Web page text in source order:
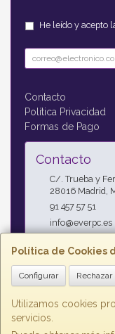
Política de Cookies
Configurar Rechazar
Utilizamos cookies
servicios.
He leído y acepto
Contacto
Política Privacidad
Formas de Pago
Contacto
C/. Trueba y
28016 Madrid
91 457 57 51
info@everpc.es
Horario
Horario continuo :
09:00h - 14:00h